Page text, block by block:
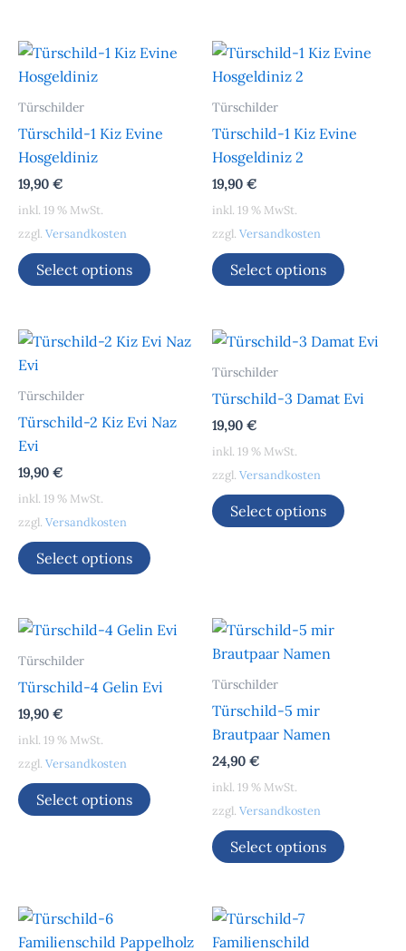
Türschilder
Türschild-1 Kiz Evine
Hosgeldiniz
19,90 €
inkl. 19 % MwSt.
zzgl. Versandkosten
Select options
Türschilder
Türschild-1 Kiz Evine
Hosgeldiniz 2
19,90 €
inkl. 19 % MwSt.
zzgl. Versandkosten
Select options
Türschilder
Türschild-2 Kiz Evi Naz
Evi
19,90 €
inkl. 19 % MwSt.
zzgl. Versandkosten
Select options
Türschilder
Türschild-3 Damat Evi
19,90 €
inkl. 19 % MwSt.
zzgl. Versandkosten
Select options
Türschilder
Türschild-4 Gelin Evi
19,90 €
inkl. 19 % MwSt.
zzgl. Versandkosten
Select options
Türschilder
Türschild-5 mir
Brautpaar Namen
24,90 €
inkl. 19 % MwSt.
zzgl. Versandkosten
Select options